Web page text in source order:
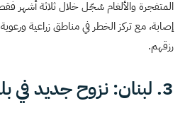
إصابة، مع تركز الخطر في مناطق زراعية
رزقهم.
3. لبنان: نزوح جديد في بلد منهك